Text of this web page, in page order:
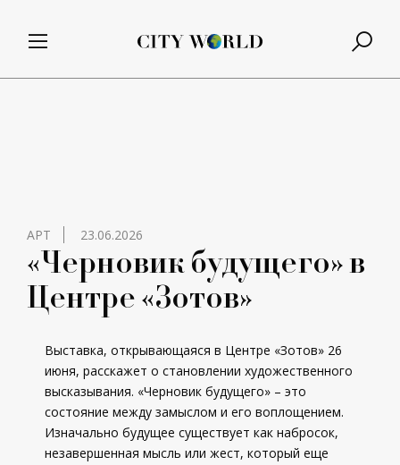
АРТ 23.06.2026
«Черновик будущего» в
Центре «Зотов»
Выставка, открывающаяся в Центре «Зотов» 26
июня, расскажет о становлении художественного
высказывания. «Черновик будущего» – это
состояние между замыслом и его воплощением.
Изначально будущее существует как набросок,
незавершенная мысль или жест, который еще